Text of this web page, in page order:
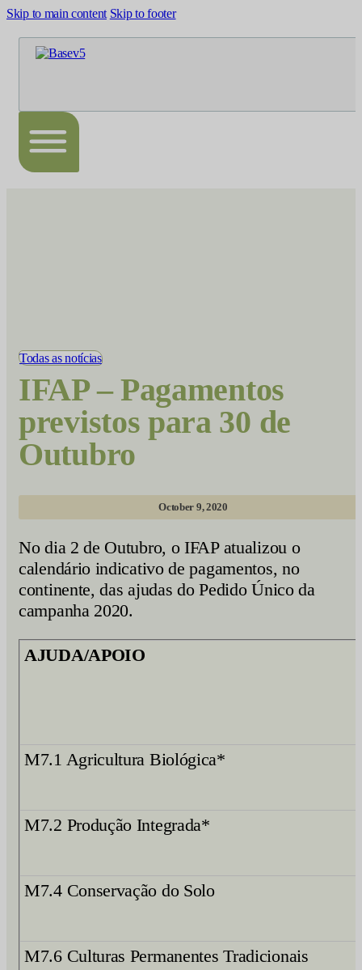
Skip to main content Skip to footer
Todas as notícias
IFAP – Pagamentos
previstos para 30 de
Outubro
October 9, 2020
No dia 2 de Outubro, o IFAP atualizou o
calendário indicativo de pagamentos, no
continente, das ajudas do Pedido Único da
campanha 2020.
AJUDA/APOIO
M7.1 Agricultura Biológica*
M7.2 Produção Integrada*
M7.4 Conservação do Solo
M7.6 Culturas Permanentes Tradicionais